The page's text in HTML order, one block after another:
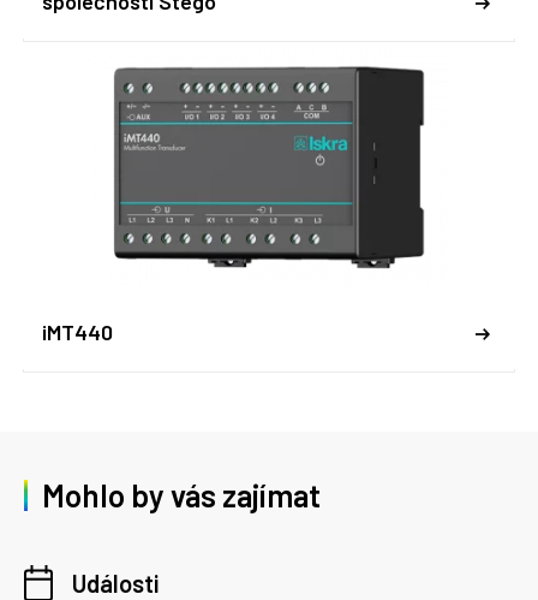
iMT440
Mohlo by vás zajímat
Události